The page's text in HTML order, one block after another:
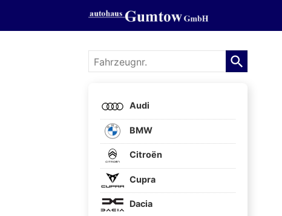
Fahrzeugnr.
Audi
BMW
Citroën
Cupra
Dacia